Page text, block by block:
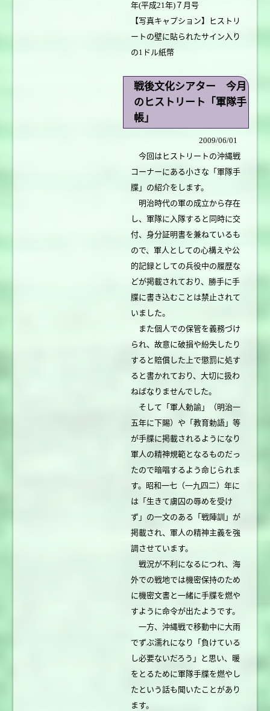
年(平成21年)７月号
【写真キャプション】ヒストリ
ートの壁に貼られたサイン入り
の1ドル紙幣
戦後文化シアター 今月
のヒストリート「軍隊手
帳」
2009/06/01
今回はヒストリートの沖縄戦
コーナーにある小さな「軍隊手
牒」の紹介をします。
明治時代の軍の成立から存在
し、軍隊に入隊すると同時に交
付、身分証明書を兼ねているも
ので、軍人としての心構えや公
的記録としての兵役中の履歴な
どが掲載されており、勝手に手
牒に書き込むことは禁止されて
いました。
また個人での保管を義務づけ
られ、故意に破損や紛失したり
すると賠償した上で懲罰に処す
ると書かれており、大切に扱わ
ねばなりませんでした。
そして「軍人勅諭」（明治一
五年に下賜）や「教育勅語」等
が手牒に掲載されるようになり
軍人の精神規範となるものだっ
たので暗唱するよう命じられま
す。昭和一七（一九四二）年に
は「生きて虜囚の辱めを受け
ず」の一文のある「戦陣訓」が
掲載され、軍人の精神主義を強
調させています。
戦況が不利になるにつれ、海
外での戦地では機密保持のため
に機密文書と一緒に手牒を燃や
すように命令が出たようです。
一方、沖縄戦で移動中に大雨
でずぶ濡れになり「負けている
し必要ないだろう」と思い、暖
をとるために軍隊手牒を燃やし
たという話も聞いたことがあり
ます。